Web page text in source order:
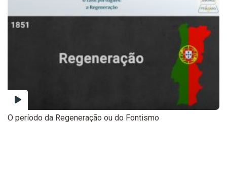
O período da Regeneração ou do Fontismo